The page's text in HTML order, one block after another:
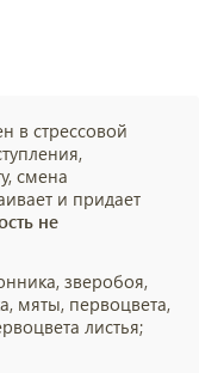
в стрессовой
смена
и придает
не
зверобоя,
мяты, первоцвета,
листья;